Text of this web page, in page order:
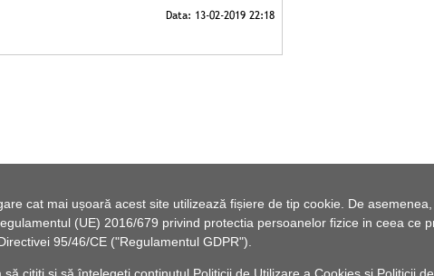
cat mai ușoară acest site utilizează fișiere de tip cookie. De
(UE) 2016/679 privind protectia persoanelor fizice in ceea ce
95/46/CE ("Regulamentul GDPR").